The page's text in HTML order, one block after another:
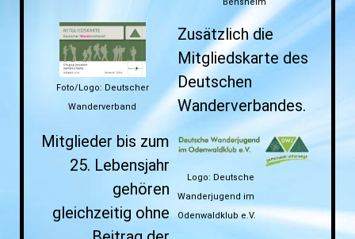
Foto/Logo: Deutscher
Wanderverband
Zusätzlich die
Mitgliedskarte des
Deutschen
Wanderverbandes.
Mitglieder bis zum
25. Lebensjahr
gehören
gleichzeitig ohne
Logo: Deutsche
Wanderjugend im
Odenwaldklub e.V.